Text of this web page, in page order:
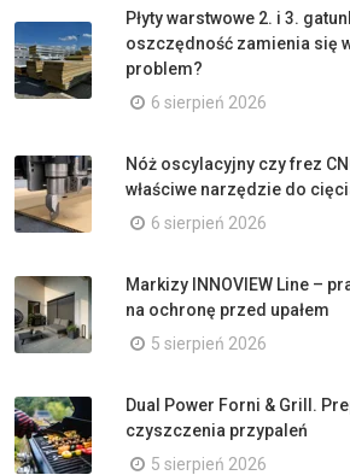
Płyty warstwowe 2. i 3.
oszczędność zamienia się
problem?
6 sierpień 2026
Nóż oscylacyjny czy frez
właściwe narzędzie do
6 sierpień 2026
Markizy INNOVIEW Line –
na ochronę przed upałem
5 sierpień 2026
Dual Power Forni & Grill.
czyszczenia przypaleń
5 sierpień 2026